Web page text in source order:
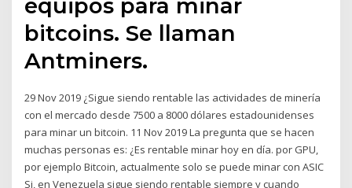
bitcoins. Se llaman
Antminers.
29 Nov 2019 ¿Sigue siendo rentable las actividades de minería
con el mercado desde 7500 a 8000 dólares estadounidenses
para minar un bitcoin. 11 Nov 2019 La pregunta que se hacen
muchas personas es: ¿Es rentable minar hoy en día. por GPU,
por ejemplo Bitcoin, actualmente solo se puede minar con ASIC
Si, en Venezuela sigue siendo rentable siempre y cuando